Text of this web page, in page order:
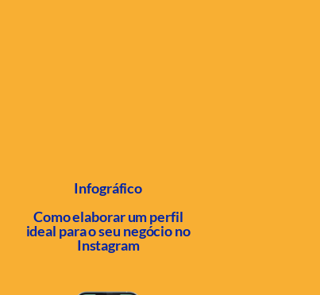
Infográfico
Como elaborar um perfil
ideal para o seu negócio no
Instagram